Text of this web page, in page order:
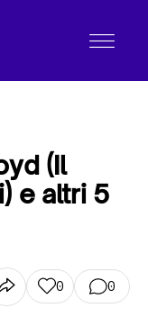
(Il
e altri 5
0 0